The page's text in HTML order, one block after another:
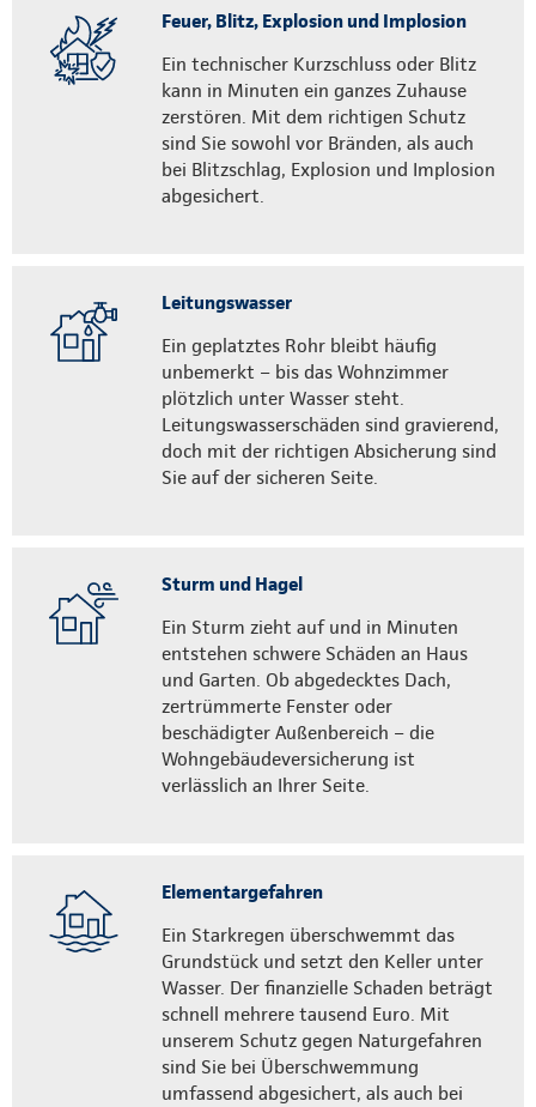
Feuer, Blitz, Explosion und Implosion
Ein technischer Kurzschluss oder Blitz
kann in Minuten ein ganzes Zuhause
zerstören. Mit dem richtigen Schutz
sind Sie sowohl vor Bränden, als auch
bei Blitzschlag, Explosion und Implosion
abgesichert.
Leitungswasser
Ein geplatztes Rohr bleibt häufig
unbemerkt – bis das Wohnzimmer
plötzlich unter Wasser steht.
Leitungswasserschäden sind gravierend,
doch mit der richtigen Absicherung sind
Sie auf der sicheren Seite.
Sturm und Hagel
Ein Sturm zieht auf und in Minuten
entstehen schwere Schäden an Haus
und Garten. Ob abgedecktes Dach,
zertrümmerte Fenster oder
beschädigter Außenbereich – die
Wohngebäudeversicherung ist
verlässlich an Ihrer Seite.
Elementargefahren
Ein Starkregen überschwemmt das
Grundstück und setzt den Keller unter
Wasser. Der finanzielle Schaden beträgt
schnell mehrere tausend Euro. Mit
unserem Schutz gegen Naturgefahren
sind Sie bei Überschwemmung
umfassend abgesichert, als auch bei